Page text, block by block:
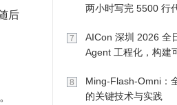
后
两小时写完 5500 行
7
AICon 深圳 2026 全
Agent 工程化，构建
8
Ming-Flash-Omni：
的关键技术与实践